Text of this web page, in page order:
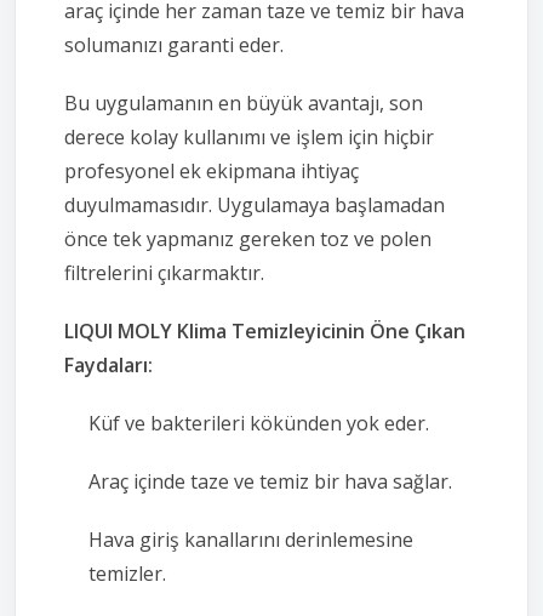
araç içinde her zaman taze ve temiz bir hava
solumanızı garanti eder.
Bu uygulamanın en büyük avantajı, son
derece kolay kullanımı ve işlem için hiçbir
profesyonel ek ekipmana ihtiyaç
duyulmamasıdır. Uygulamaya başlamadan
önce tek yapmanız gereken toz ve polen
filtrelerini çıkarmaktır.
LIQUI MOLY Klima Temizleyicinin Öne Çıkan
Faydaları:
Küf ve bakterileri kökünden yok eder.
Araç içinde taze ve temiz bir hava sağlar.
Hava giriş kanallarını derinlemesine
temizler.